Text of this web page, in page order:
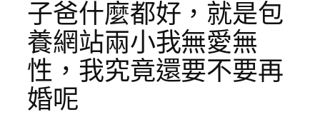
子爸什麼都好，就是包
養網站兩小我無愛無
性，我究竟還要不要再
婚呢